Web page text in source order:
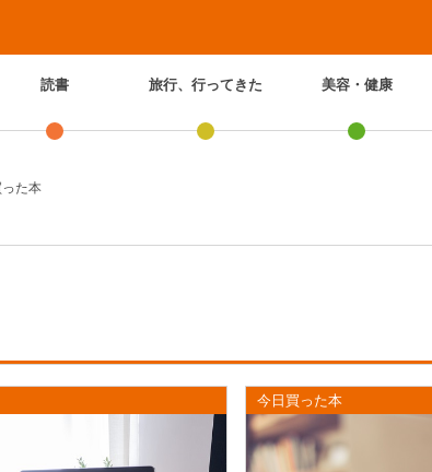
読書 旅行、行ってきた 美容・健康
た本
今日買った本